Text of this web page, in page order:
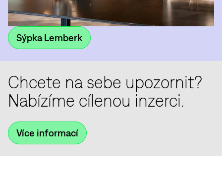
Sýpka Lemberk
Chcete na sebe upozornit?
Nabízíme cílenou inzerci.
Více informací